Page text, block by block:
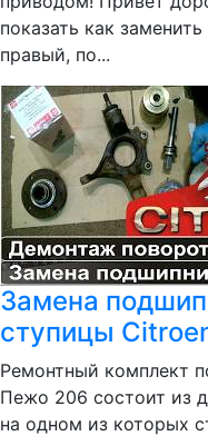
показать как
правый, по...
Замена
ступицы
Ремонтный комплект
Пежо 206 состоит из
на одном из которых